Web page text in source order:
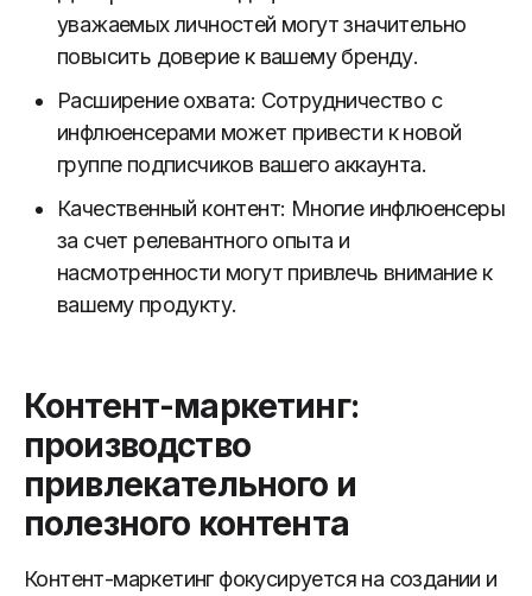
уважаемых личностей могут значительно
повысить доверие к вашему бренду.
Расширение охвата: Сотрудничество с
инфлюенсерами может привести к новой
группе подписчиков вашего аккаунта.
Качественный контент: Многие инфлюенсеры
за счет релевантного опыта и
насмотренности могут привлечь внимание к
вашему продукту.
Контент-маркетинг:
производство
привлекательного и
полезного контента
Контент-маркетинг фокусируется на создании и